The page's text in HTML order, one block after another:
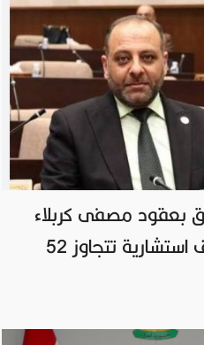
بعقود مصفى كربلاء
بعد الكشف عن كلف استشارية تتجاوز 52